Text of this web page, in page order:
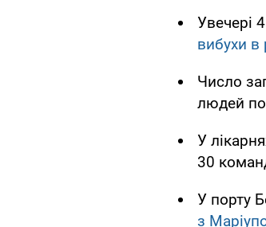
Увечері
вибухи в
Число
людей
У
30
У порту
з